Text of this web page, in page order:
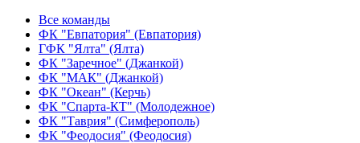
Все команды
ФК "Евпатория" (Евпатория)
ГФК "Ялта" (Ялта)
ФК "Заречное" (Джанкой)
ФК "МАК" (Джанкой)
ФК "Океан" (Керчь)
ФК "Спарта-КТ" (Молодежное)
ФК "Таврия" (Симферополь)
ФК "Феодосия" (Феодосия)